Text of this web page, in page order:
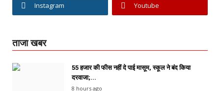
Instagram Youtube
ताजा खबर
55 हजार की फीस नहीं दे पाई मासूम, स्कूल ने बंद किया
दरवाजा;...
8 hours ago